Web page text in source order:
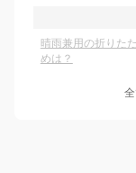
晴雨兼用の折りた
めは？